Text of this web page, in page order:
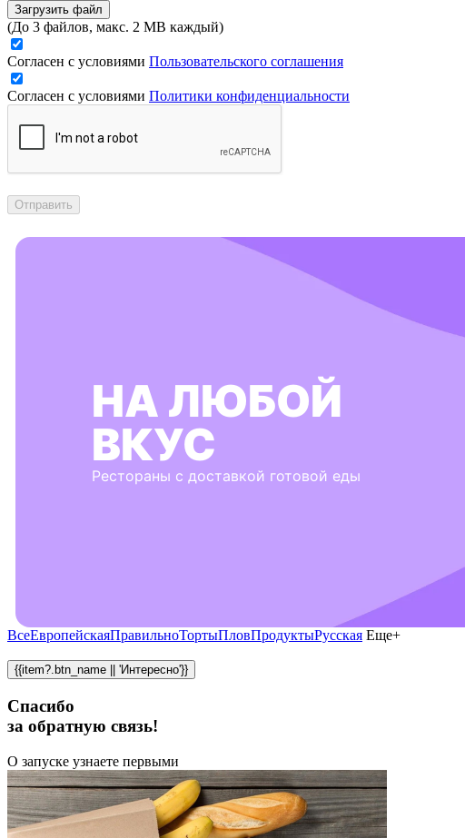
Загрузить файл
(До 3 файлов, макс. 2 MB каждый)
Согласен с условиями Пользовательского соглашения
Согласен с условиями Политики конфиденциальности
Отправить
НА ЛЮБОЙ
ВКУС
Рестораны с доставкой готовой еды
ВсеЕвропейскаяПравильноТортыПловПродуктыРусская Еще+
{{item?.btn_name || 'Интересно'}}
Спасибо
за обратную связь!
О запуске узнаете первыми